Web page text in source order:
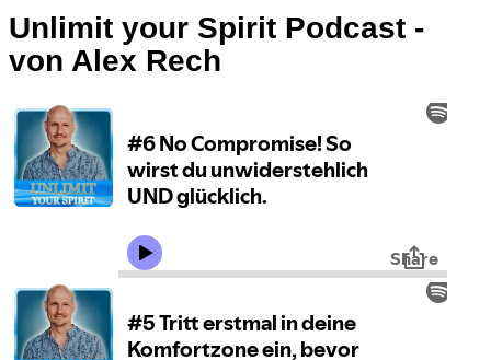
Unlimit your Spirit Podcast -
von Alex Rech